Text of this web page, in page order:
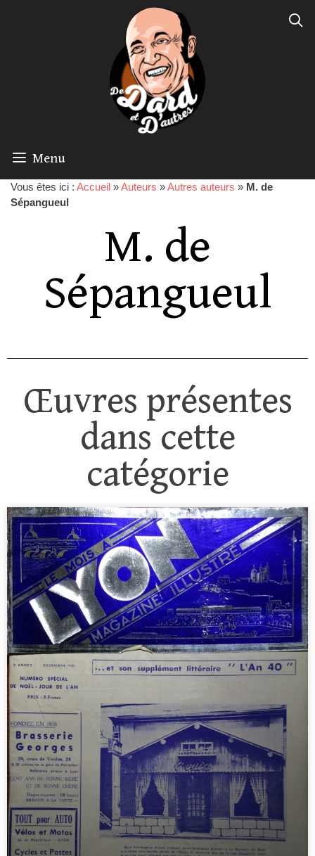
Menu
Vous êtes ici : Accueil »Auteurs »Autres auteurs » M. de
Sépangueul
M. de
Sépangueul
Œuvres présentes
dans cette
catégorie